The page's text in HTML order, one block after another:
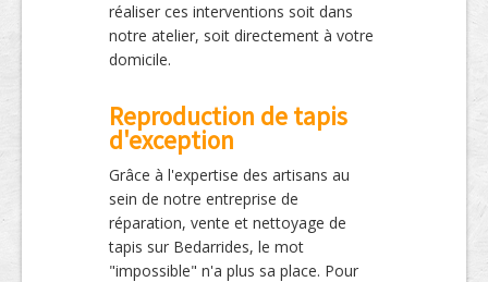
réaliser ces interventions soit dans
notre atelier, soit directement à votre
domicile.
Reproduction de tapis
d'exception
Grâce à l'expertise des artisans au
sein de notre entreprise de
réparation, vente et nettoyage de
tapis sur Bedarrides, le mot
"impossible" n'a plus sa place. Pour